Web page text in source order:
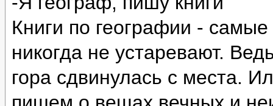
Книги по географии -
никогда не устаревают.
гора сдвинулась с места.